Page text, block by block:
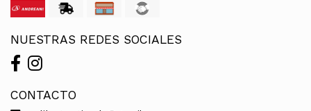
NUESTRAS REDES SOCIALES
CONTACTO